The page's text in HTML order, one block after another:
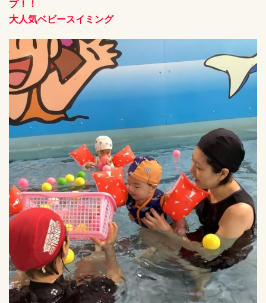
プ！！
大人気ベビースイミング